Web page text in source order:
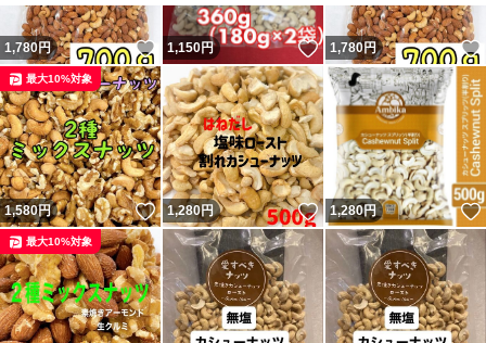
1,780円 いいね！
1,150円 いいね！
1,780円
1,580円 いいね！
最大10%対象
1,280円 いいね！
1,280円
最大10%対象